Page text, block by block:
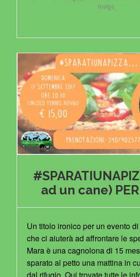
rovigo
ad un cane)
Un titolo ironico per un evento
che ci aiuterà ad affrontare le
Mara è una cagnolona di 15
sparato al petto una mattina in